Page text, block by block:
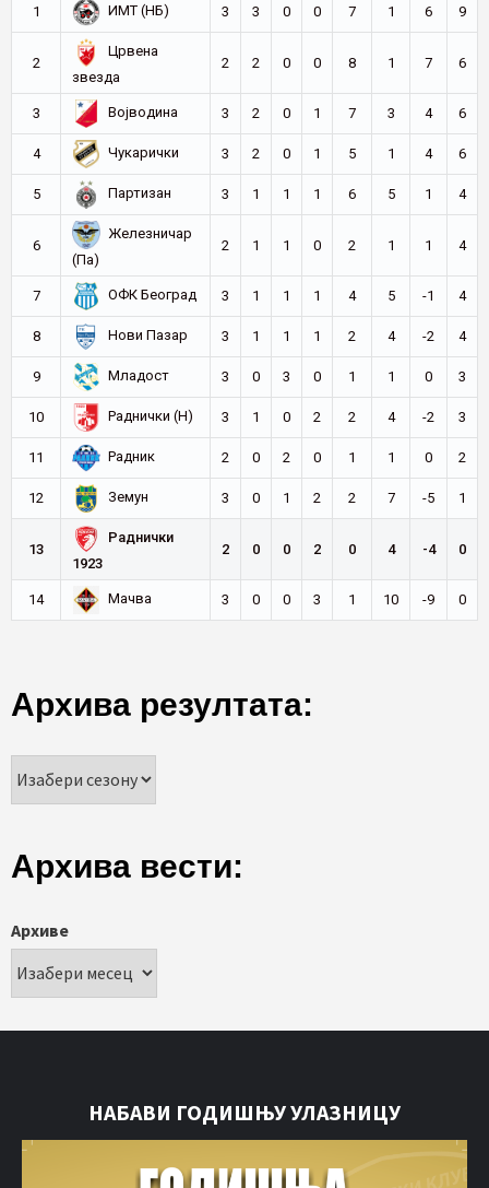
1 ИМТ (НБ) 3 3 0 0 7 1 6 9
2
Црвена
звезда
2 2 0 0 8 1 7 6
3 Војводина 3 2 0 1 7 3 4 6
4 Чукарички 3 2 0 1 5 1 4 6
5 Партизан 3 1 1 1 6 5 1 4
6
Железничар
(Па)
2 1 1 0 2 1 1 4
7 ОФК Београд 3 1 1 1 4 5 -1 4
8 Нови Пазар 3 1 1 1 2 4 -2 4
9 Младост 3 0 3 0 1 1 0 3
10 Раднички (Н) 3 1 0 2 2 4 -2 3
11 Радник 2 0 2 0 1 1 0 2
12 Земун 3 0 1 2 2 7 -5 1
13
Раднички
1923
2 0 0 2 0 4 -4 0
14 Мачва 3 0 0 3 1 10 -9 0
Архива резултата:
Архива вести:
Архиве
НАБАВИ ГОДИШЊУ УЛАЗНИЦУ